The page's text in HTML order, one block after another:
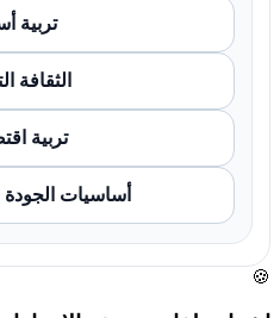
تربية
الثقافة
تربية
أساسيات الجودة
🍪